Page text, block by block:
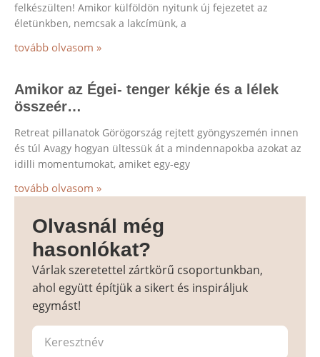
felkészülten! Amikor külföldön nyitunk új fejezetet az
életünkben, nemcsak a lakcímünk, a
tovább olvasom »
Amikor az Égei- tenger kékje és a lélek
összeér…
Retreat pillanatok Görögország rejtett gyöngyszemén innen
és túl Avagy hogyan ültessük át a mindennapokba azokat az
idilli momentumokat, amiket egy-egy
tovább olvasom »
Olvasnál még
hasonlókat?
Várlak szeretettel zártkörű csoportunkban,
ahol együtt építjük a sikert és inspiráljuk
egymást!